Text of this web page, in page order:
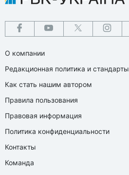
О компании
Редакционная политика и стандарты
Как стать нашим автором
Правила пользования
Правовая информация
Политика конфиденциальности
Контакты
Команда